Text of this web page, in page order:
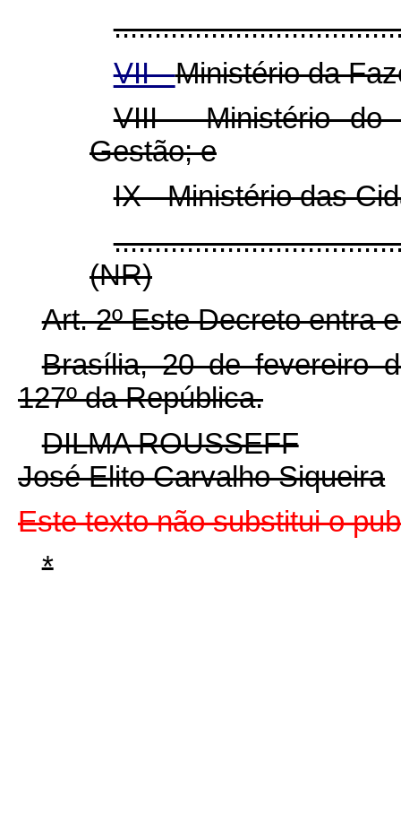
VII -Ministério da
VIII - Ministério do
Gestão; e
IX - Ministério das
(NR)
Art. 2º Este Decreto entra
Brasília, 20 de fevereiro
127º da República.
DILMA ROUSSEFF
José Elito Carvalho Siqueira
Este texto não substitui o
*